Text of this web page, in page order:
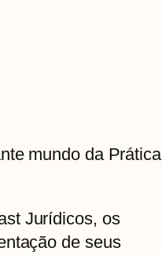
mundo da Prática
Jurídicos, os
de seus